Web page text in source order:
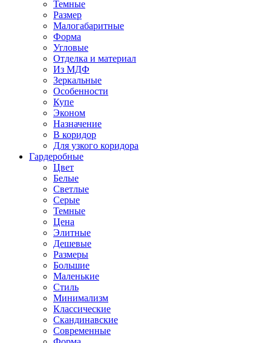
Темные
Размер
Малогабаритные
Форма
Угловые
Отделка и материал
Из МДФ
Зеркальные
Особенности
Купе
Эконом
Назначение
В коридор
Для узкого коридора
Гардеробные
Цвет
Белые
Светлые
Серые
Темные
Цена
Элитные
Дешевые
Размеры
Большие
Маленькие
Стиль
Минимализм
Классические
Скандинавские
Современные